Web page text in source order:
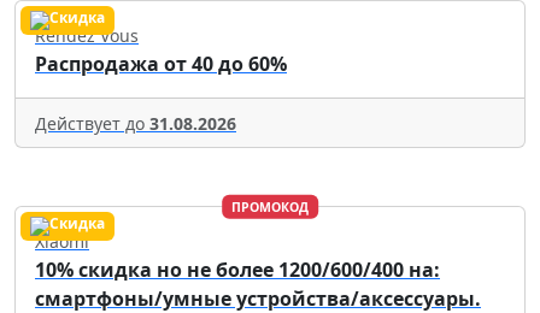
Rendez Vous
Распродажа от 40 до 60%
Действует до 31.08.2026
ПРОМОКОД
Xiaomi
10% скидка но не более 1200/600/400 на:
смартфоны/умные устройства/аксессуары.